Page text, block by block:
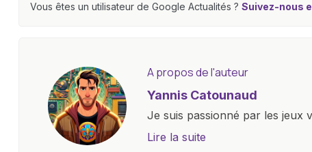
Vous êtes un utilisateur de Google Actualités ? Suivez-nous
A propos de l'auteur
Yannis Catounaud
Je suis passionné par les jeux
l'univers numérique m'a
Lire la suite